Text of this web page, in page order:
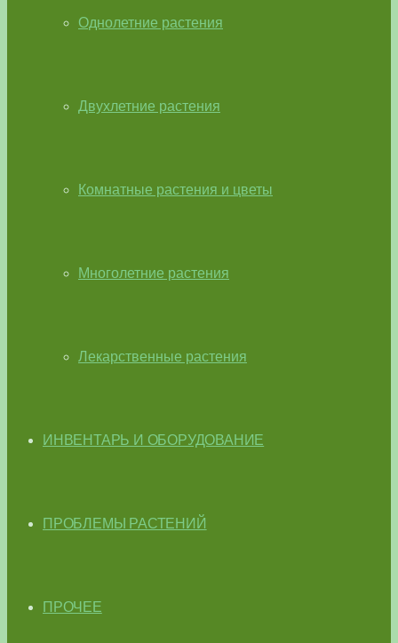
Однолетние растения
Двухлетние растения
Комнатные растения и цветы
Многолетние растения
Лекарственные растения
ИНВЕНТАРЬ И ОБОРУДОВАНИЕ
ПРОБЛЕМЫ РАСТЕНИЙ
ПРОЧЕЕ